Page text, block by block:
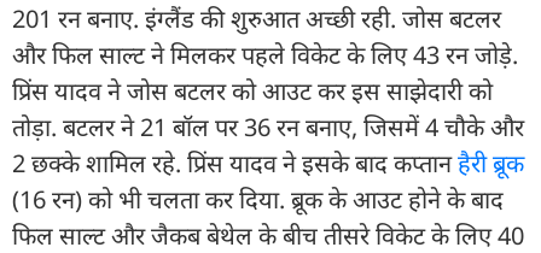
201 रन बनाए. इंग्लैंड की शुरुआत अच्छी रही. जोस बटलर
और फिल साल्ट ने मिलकर पहले विकेट के लिए 43 रन जोड़े.
प्रिंस यादव ने जोस बटलर को आउट कर इस साझेदारी को
तोड़ा. बटलर ने 21 बॉल पर 36 रन बनाए, जिसमें 4 चौके और
2 छक्के शामिल रहे. प्रिंस यादव ने इसके बाद कप्तानहैरी ब्रूक
(16 रन) को भी चलता कर दिया. ब्रूक के आउट होने के बाद
फिल साल्ट और जैकब बेथेल के बीच तीसरे विकेट के लिए 40